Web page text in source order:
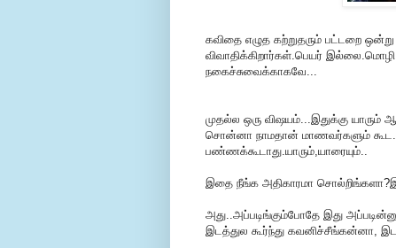
கவிதை எழுத கற்றுதரும் பட்டறை
விவாதிக்கிறார்கள்.பெயர்
நகைச்சுவைக்காகவே...
முதல்ல ஒரு விஷயம்...இதுக்கு யாரும்
சொன்னா நாமதான் மாணவர்களும்
பண்ணக்கூடாது.யாரும்,யாரையும்..
இதை நீங்க அதிகாரமா
அது..அப்படிங்கும்போதே இது
இடத்துல கூர்ந்து கவனிச்சீங்கன்னா,